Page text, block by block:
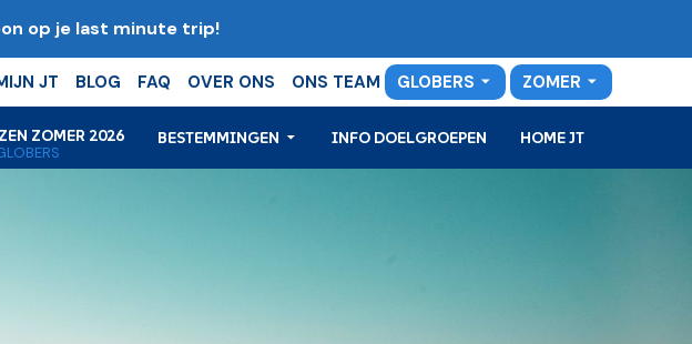
op je last minute trip!
JT BLOG FAQ OVER ONS ONS TEAM GLOBERS ZOMER
ZOMER 2026 BESTEMMINGEN INFO DOELGROEPEN HOME JT